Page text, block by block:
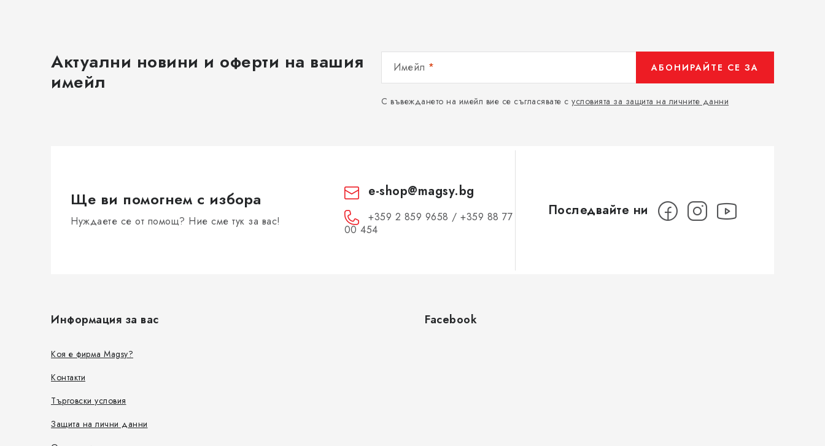
Актуални новини и оферти на вашия
имейл
Имейл
С въвеждането на имейл вие се съгласявате с условията за защита на личните данни
АБОНИРАЙТЕ СЕ ЗА
Ще ви помогнем с избора
Нуждаете се от помощ? Ние сме тук за вас!
e-shop@magsy.bg
+359 2 859 9658 / +359 88 77
00 454
Информация за вас
Коя е фирма Magsy?
Контакти
Търговски условия
Защита на лични данни
Facebook